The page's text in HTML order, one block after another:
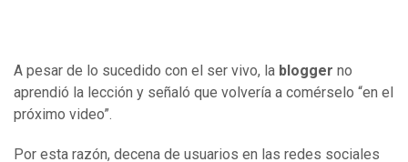
A pesar de lo sucedido con el ser vivo, la blogger no
aprendió la lección y señaló que volvería a comérselo “en el
próximo video”.
Por esta razón, decena de usuarios en las redes sociales